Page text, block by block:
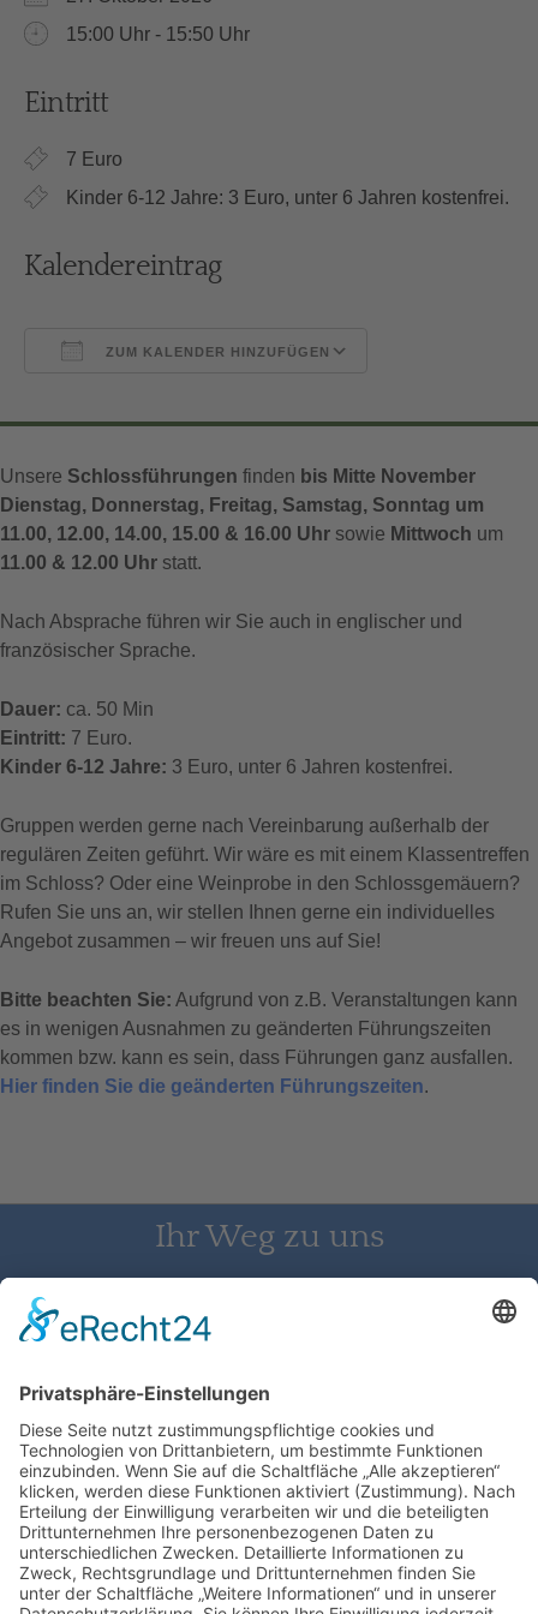
15:00 Uhr - 15:50 Uhr
Eintritt
7 Euro
Kinder 6-12 Jahre: 3 Euro, unter 6 Jahren kostenfrei.
Kalendereintrag
ZUM KALENDER HINZUFÜGEN
Unsere Schlossführungen finden bis Mitte November
Dienstag, Donnerstag, Freitag, Samstag, Sonntag um
11.00, 12.00, 14.00, 15.00 & 16.00 Uhr sowie Mittwoch um
11.00 & 12.00 Uhr statt.
Nach Absprache führen wir Sie auch in englischer und
französischer Sprache.
Dauer: ca. 50 Min
Eintritt: 7 Euro.
Kinder 6-12 Jahre: 3 Euro, unter 6 Jahren kostenfrei.
Gruppen werden gerne nach Vereinbarung außerhalb der
regulären Zeiten geführt. Wir wäre es mit einem Klassentreffen
im Schloss? Oder eine Weinprobe in den Schlossgemäuern?
Rufen Sie uns an, wir stellen Ihnen gerne ein individuelles
Angebot zusammen – wir freuen uns auf Sie!
Bitte beachten Sie: Aufgrund von z.B. Veranstaltungen kann
es in wenigen Ausnahmen zu geänderten Führungszeiten
kommen bzw. kann es sein, dass Führungen ganz ausfallen.
Hier finden Sie die geänderten Führungszeiten.
Ihr Weg zu uns
Schloss Bürgeln, 79418 Schliengen | Telefon: 07626/237 | E-
Mail: direktion@schlossbuergeln.de
Wir benötigen Ihre Zustimmung, um
den Google Maps-Service zu laden!
Wir verwenden einen Service eines
Drittanbieters, um Karteninhalte einzubetten.
Dieser Service kann Daten zu Ihren Aktivitäten
sammeln. Bitte lesen Sie die Details durch und
stimmen Sie der Nutzung des Service zu, um